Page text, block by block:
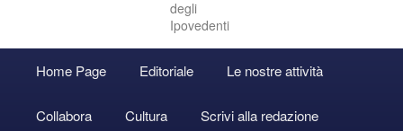
degli
Ipovedenti
principale
Vai
al
Vai
al
Accedi
Home Page Editoriale Le nostre attività
Collabora Cultura Scrivi alla redazione